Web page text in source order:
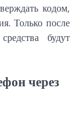
кодом,
Только после
будут
через